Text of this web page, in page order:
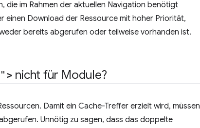
im Rahmen der aktuellen Navigation benötigt
Download der Ressource mit hoher Priorität,
bereits abgerufen oder teilweise vorhanden ist.
nicht für Module?
Damit ein Cache-Treffer erzielt wird, müssen
Unnötig zu sagen, dass das doppelte